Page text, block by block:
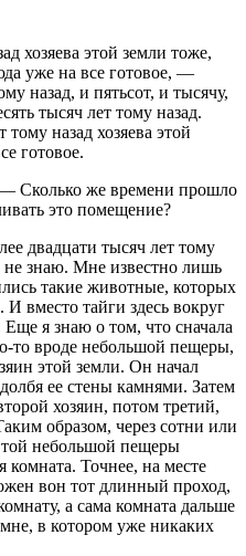
хозяева этой земли тоже,
уже на все готовое, —
назад, и пятьсот, и тысячу,
тысяч лет тому назад.
назад хозяева этой
готовое.
Сколько же времени прошло
это помещение?
двадцати тысяч лет тому
не знаю. Мне известно лишь
такие животные, которых
вместо тайги здесь вокруг
Еще я знаю о том, что сначала
то вроде небольшой пещеры,
этой земли. Он начал
ее стены камнями. Затем
хозяин, потом третий,
образом, через сотни или
той небольшой пещеры
комната. Точнее, на месте
вон тот длинный проход,
а сама комната дальше
в котором уже никаких